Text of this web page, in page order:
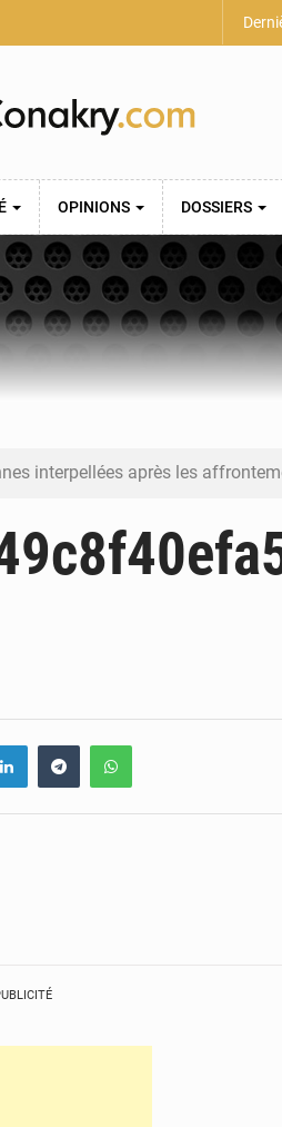
OPINIONS DOSSIERS
après les affrontements entre Bankoumana et Djoma
: la coalition critique la gestion de Mamadi